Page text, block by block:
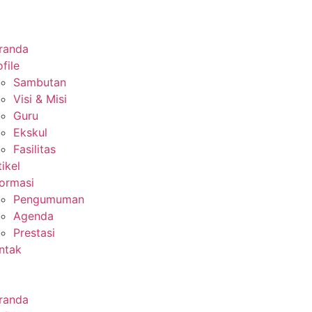
Sambutan
Visi & Misi
Guru
Ekskul
Fasilitas
Pengumuman
Agenda
Prestasi